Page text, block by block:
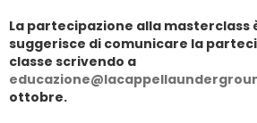
La partecipazione alla masterclass
suggerisce di comunicare la
classe scrivendo a
ottobre.